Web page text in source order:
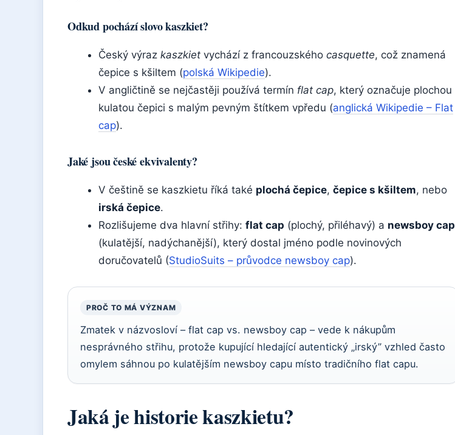
Odkud pochází slovo kaszkiet?
Český výraz kaszkiet vychází z francouzského casquette, což znamená
čepice s kšiltem (polská Wikipedie).
V angličtině se nejčastěji používá termín flat cap, který označuje plochou
kulatou čepici s malým pevným štítkem vpředu (anglická Wikipedie – Flat
cap).
Jaké jsou české ekvivalenty?
V češtině se kaszkietu říká také plochá čepice, čepice s kšiltem, nebo
irská čepice.
Rozlišujeme dva hlavní střihy: flat cap (plochý, přiléhavý) a newsboy cap
(kulatější, nadýchanější), který dostal jméno podle novinových
doručovatelů (StudioSuits – průvodce newsboy cap).
PROČ TO MÁ VÝZNAM
Zmatek v názvosloví – flat cap vs. newsboy cap – vede k nákupům
nesprávného střihu, protože kupující hledající autentický „irský” vzhled často
omylem sáhnou po kulatějším newsboy capu místo tradičního flat capu.
Jaká je historie kaszkietu?